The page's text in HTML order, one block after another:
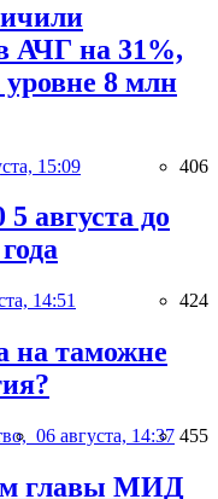
АЧГ на 31%,
8 млн
15:09 406
августа до
14:51 424
на таможне
06 августа, 14:37 455
главы МИД